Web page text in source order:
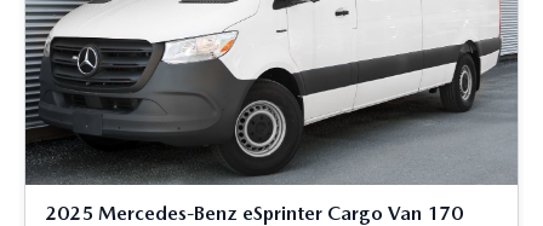
2025 Mercedes-Benz eSprinter Cargo Van 170